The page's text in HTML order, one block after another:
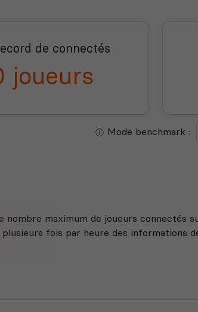
de connectés
joueurs
Mode benchmark :
maximum de joueurs connectés
fois par heure des informations